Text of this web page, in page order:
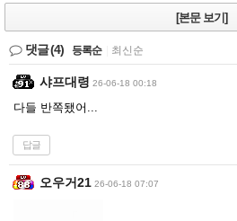
[본문 보기]
댓글(4) 등록순 최신순
샤프대령 26-06-18 00:18
다들 반쪽됐어...
답글
오우거21 26-06-18 07:07